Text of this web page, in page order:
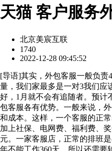
天猫 客户服务
北京美宸互联
1740
2022-12-28 09:45:52
[导语]其实，外包客服一般负责
量，我们家最多是一对3我们应
好，1月就不会有追随者。预计
包客服各有优势。一般来说，
和成本。这样，一个客服的正
加上社保、电网费、福利费、
元。一家客服店，正常的排班
年不能工作360天，所以还需要